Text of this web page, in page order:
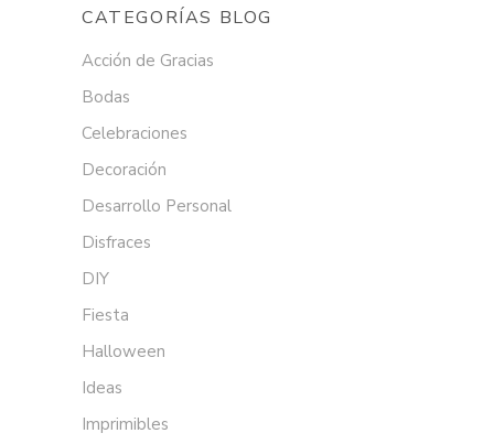
CATEGORÍAS BLOG
Acción de Gracias
Bodas
Celebraciones
Decoración
Desarrollo Personal
Disfraces
DIY
Fiesta
Halloween
Ideas
Imprimibles